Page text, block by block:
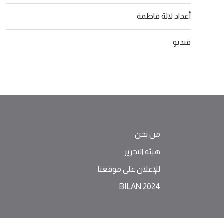
أعداد لالة فاطمة
فيديو
من نحن
هيئة التحرير
للإعلان على موقعنا
BILAN 2024